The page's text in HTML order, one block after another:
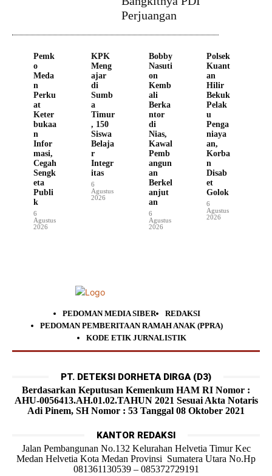
Perjuangan
Pemk
o
Meda
n
Perku
at
Keter
bukaa
n
Infor
masi,
Cegah
Sengk
eta
Publi
k
6
Agustus
2026
KPK
Meng
ajar
di
Sumb
a
Timur
, 150
Siswa
Belaja
r
Integr
itas
6
Agustus
2026
Bobby
Nasuti
on
Kemb
ali
Berka
ntor
di
Nias,
Kawal
Pemb
angun
an
Berkel
anjut
an
6
Agustus
2026
Polsek
Kuant
an
Hilir
Bekuk
Pelak
u
Penga
niaya
an,
Korba
n
Disab
et
Golok
6
Agustus
2026
PEDOMAN MEDIA SIBER
REDAKSI
PEDOMAN PEMBERITAAN RAMAH ANAK (PPRA)
KODE ETIK JURNALISTIK
PT. DETEKSI DORHETA DIRGA (D3)
Berdasarkan Keputusan Kemenkum HAM RI Nomor :
AHU-0056413.AH.01.02.TAHUN 2021 Sesuai Akta Notaris
Adi Pinem, SH Nomor : 53 Tanggal 08 Oktober 2021
KANTOR REDAKSI
Jalan Pembangunan No.132 Kelurahan Helvetia Timur Kec
Medan Helvetia Kota Medan Provinsi Sumatera Utara No.Hp
081361130539 – 085372729191